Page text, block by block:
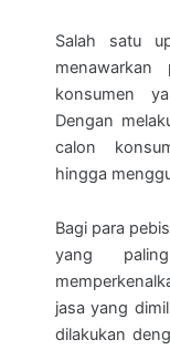
Salah satu
konsumen
Dengan
calon
hingga
Bagi para
yang
jasa yang
dilakukan